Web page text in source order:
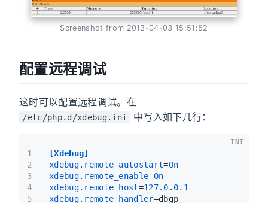
Screenshot from 2013-04-03 15:51:52
配置远程调试
这时可以配置远程调试。在
/etc/php.d/xdebug.ini 中写入如下几行：
1
2
3
4
5
[Xdebug]
xdebug.remote_autostart=On
xdebug.remote_enable=On
xdebug.remote_host=127.0 . 0.1
xdebug.remote_handler=dbgp
INI